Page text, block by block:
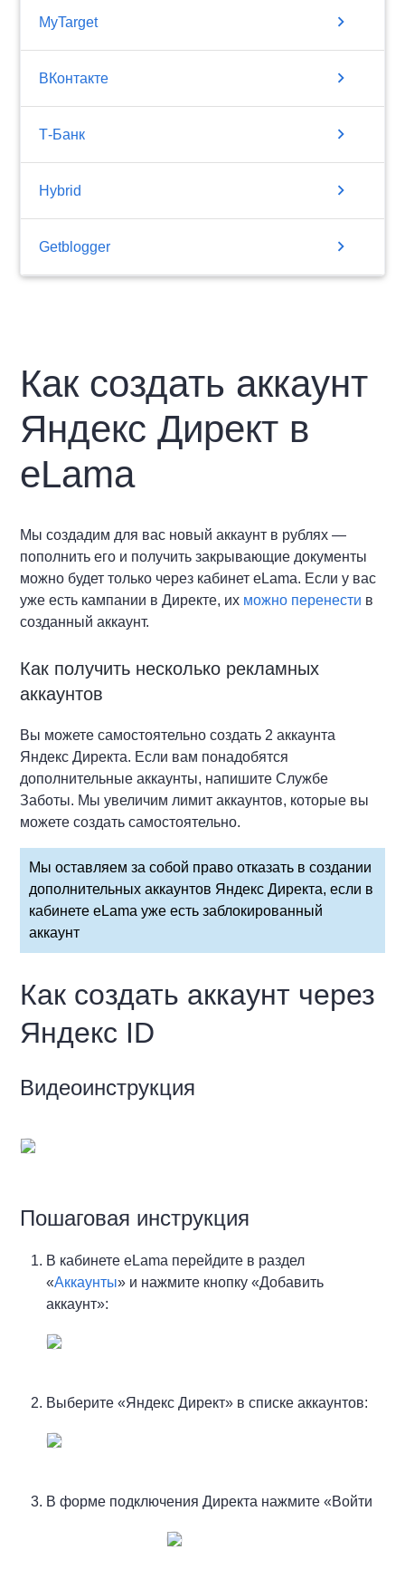
MyTarget chevron_right
ВКонтакте chevron_right
Т-Банк chevron_right
Hybrid chevron_right
Getblogger chevron_right
Как создать аккаунт
Яндекс Директ в
eLama
Мы создадим для вас новый аккаунт в рублях —
пополнить его и получить закрывающие документы
можно будет только через кабинет eLama. Если у вас
уже есть кампании в Директе, их можно перенести в
созданный аккаунт.
Как получить несколько рекламных
аккаунтов
Вы можете самостоятельно создать 2 аккаунта
Яндекс Директа. Если вам понадобятся
дополнительные аккаунты, напишите Службе
Заботы. Мы увеличим лимит аккаунтов, которые вы
можете создать самостоятельно.
Мы оставляем за собой право отказать в создании
дополнительных аккаунтов Яндекс Директа, если в
кабинете eLama уже есть заблокированный
аккаунт
Как создать аккаунт через
Яндекс ID
Видеоинструкция
Пошаговая инструкция
В кабинете eLama перейдите в раздел
«Аккаунты» и нажмите кнопку «Добавить
аккаунт»:
Выберите «Яндекс Директ» в списке аккаунтов:
В форме подключения Директа нажмите «Войти